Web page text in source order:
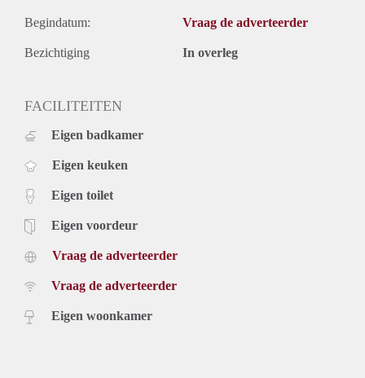
Begindatum: Vraag de adverteerder
Bezichtiging In overleg
FACILITEITEN
Eigen badkamer
Eigen keuken
Eigen toilet
Eigen voordeur
Vraag de adverteerder
Vraag de adverteerder
Eigen woonkamer